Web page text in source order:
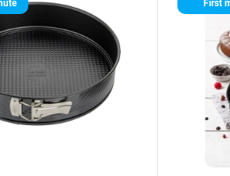
First